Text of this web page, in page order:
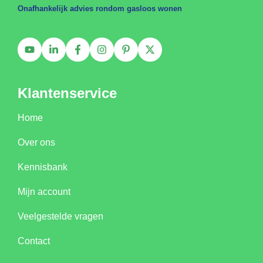
Onafhankelijk advies rondom gasloos wonen
Klantenservice
Home
Over ons
Kennisbank
Mijn account
Veelgestelde vragen
Contact